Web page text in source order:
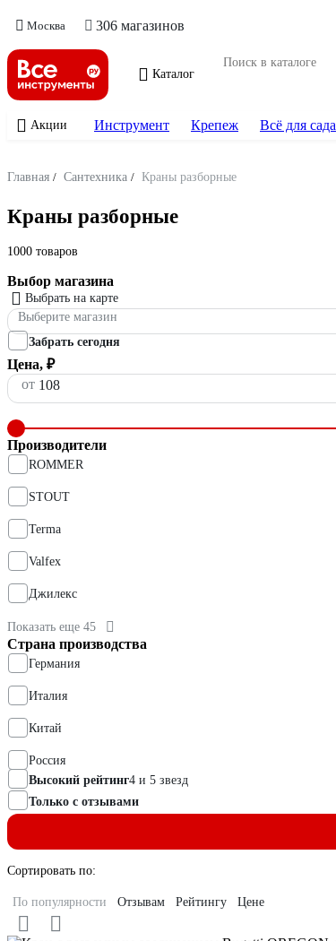
Москва 306 магазинов
Каталог
Акции Инструмент Крепеж Всё для сада
Главная / Сантехника / Краны разборные
Краны разборные
1000 товаров
Выбор магазина
Выбрать на карте
Выберите магазин
Забрать сегодня
Цена, ₽
от
Производители
ROMMER
STOUT
Terma
Valfex
Джилекс
Показать еще 45
Страна производства
Германия
Италия
Китай
Россия
Высокий рейтинг4 и 5 звезд
Только с отзывами
Сортировать по:
По популярности Отзывам Рейтингу Цене